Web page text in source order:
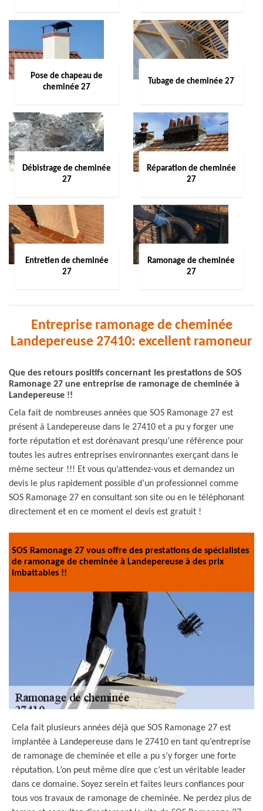
Pose de chapeau de
cheminée 27
Tubage de cheminée 27
Débistrage de cheminée
27
Réparation de cheminée
27
Entretien de cheminée
27
Ramonage de cheminée
27
Entreprise ramonage de cheminée
Landepereuse 27410: excellent ramoneur
Que des retours positifs concernant les prestations de SOS
Ramonage 27 une entreprise de ramonage de cheminée à
Landepereuse !!
Cela fait de nombreuses années que SOS Ramonage 27 est
présent à Landepereuse dans le 27410 et a pu y forger une
forte réputation et est dorénavant presqu’une référence pour
toutes les autres entreprises environnantes exerçant dans le
même secteur !!! Et vous qu’attendez-vous et demandez un
devis le plus rapidement possible d’un professionnel comme
SOS Ramonage 27 en consultant son site ou en le téléphonant
directement et en ce moment el devis est gratuit !
SOS Ramonage 27 vous offre des prestations de spécialistes
de ramonage de cheminée à Landepereuse à des prix
imbattables !!
Cela fait plusieurs années déjà que SOS Ramonage 27 est
implantée à Landepereuse dans le 27410 en tant qu’entreprise
de ramonage de cheminée et elle a pu s’y forger une forte
réputation. L’on peut même dire que c’est un véritable leader
dans ce domaine. Soyez serein et faites leurs confiances pour
tous vos travaux de ramonage de cheminée. Ne perdez plus de